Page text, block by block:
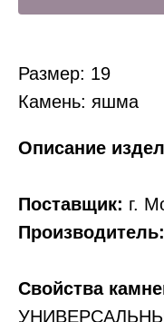
Описание
Поставщик: г.
Производитель:
Свойства
Размер: 19
Камень: яшма